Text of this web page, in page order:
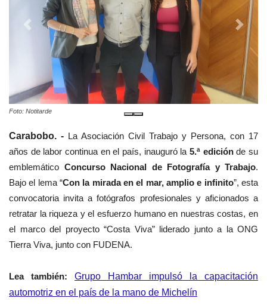
Foto: Notitarde
Previous Next
Carabobo. - La Asociación Civil Trabajo y Persona, con 17
años de labor continua en el país, inauguró la 5.ª ediciónde su
emblemático Concurso Nacional de Fotografía y Trabajo.
Bajo el lema “Con la mirada en el mar, amplio e infinito”, esta
convocatoria invita a fotógrafos profesionales y aficionados a
retratar la riqueza y el esfuerzo humano en nuestras costas, en
el marco del proyecto “Costa Viva” liderado junto a la ONG
Tierra Viva, junto con FUDENA.
Lea también: Grupo Hambar impulsó la capacitación
automotriz en el país de la mano de Michelín